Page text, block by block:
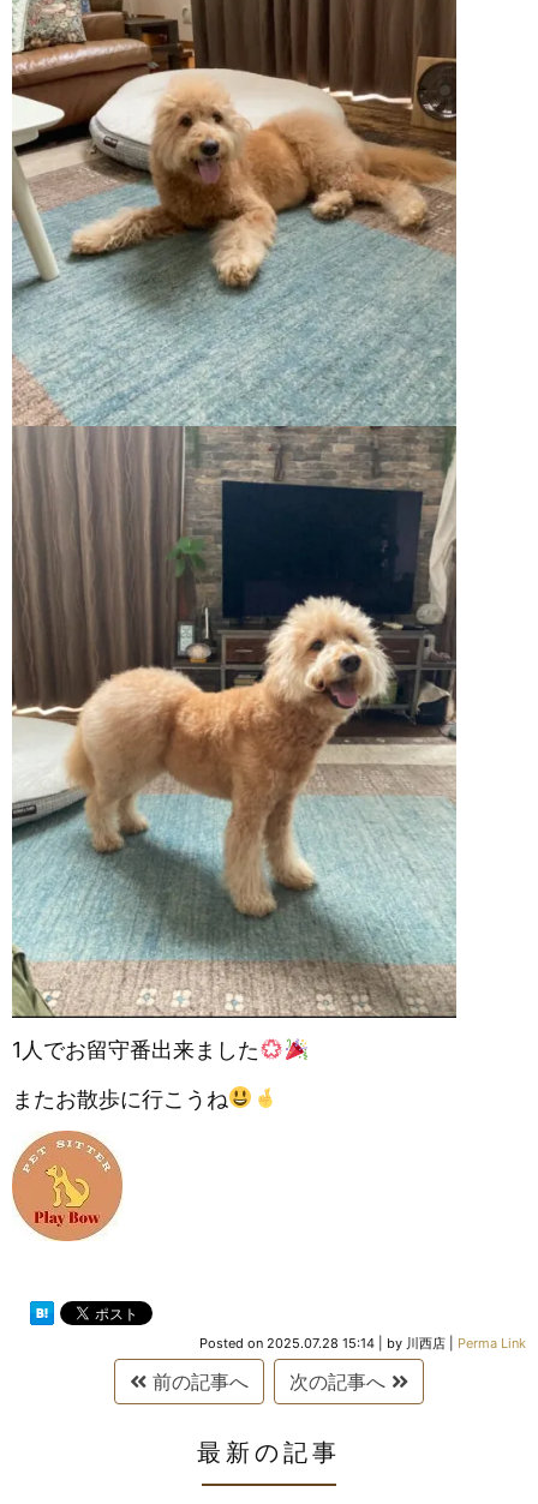
1人でお留守番出来ました
またお散歩に行こうね
Posted on 2025.07.28 15:14 by 川西店 Perma Link
前の記事へ 次の記事へ
最新の記事